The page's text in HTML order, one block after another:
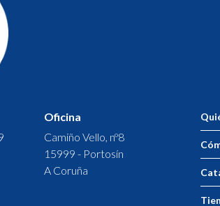
Oficina
Camiño Vello, nº8
15999 - Portosín
A Coruña